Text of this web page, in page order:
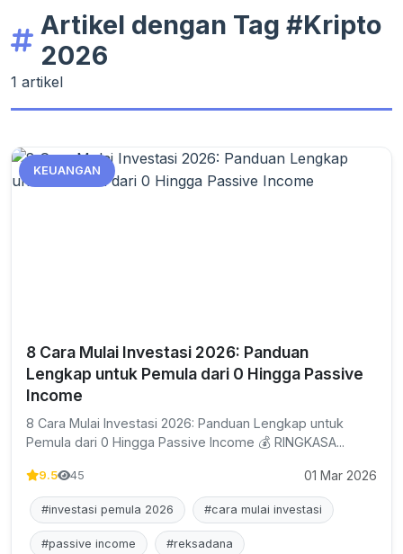
Artikel dengan Tag #Kripto
2026
1 artikel
KEUANGAN
8 Cara Mulai Investasi 2026: Panduan
Lengkap untuk Pemula dari 0 Hingga Passive
Income
8 Cara Mulai Investasi 2026: Panduan Lengkap untuk
Pemula dari 0 Hingga Passive Income 💰 RINGKASA...
9.5 45 01 Mar 2026
#investasi pemula 2026 #cara mulai investasi
#passive income #reksadana